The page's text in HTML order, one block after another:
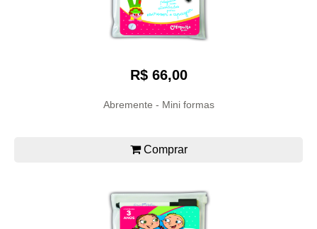
R$ 66,00
Abremente - Mini formas
Comprar